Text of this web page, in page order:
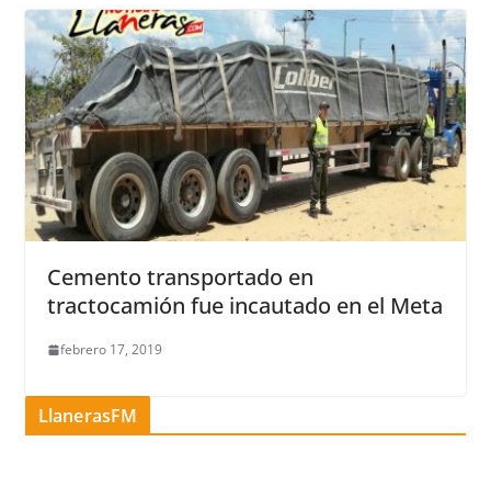
Cemento transportado en
tractocamión fue incautado en el Meta
febrero 17, 2019
LlanerasFM